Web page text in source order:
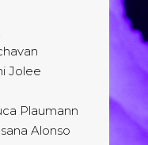
Jolee
Plaumann
Alonso